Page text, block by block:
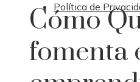
Política de
Cómo
fomenta